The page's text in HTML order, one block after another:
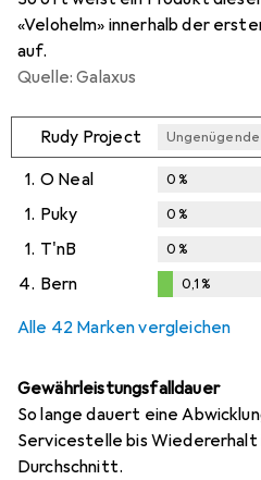
«Velohelm» innerhalb der
auf.
Quelle: Galaxus
Rudy Project
1. O Neal 0%
1. Puky 0%
1. T'nB 0%
4. Bern 0,1%
Alle 42 Marken vergleichen
Gewährleistungsfalldauer
So lange dauert eine
Servicestelle bis
Durchschnitt.